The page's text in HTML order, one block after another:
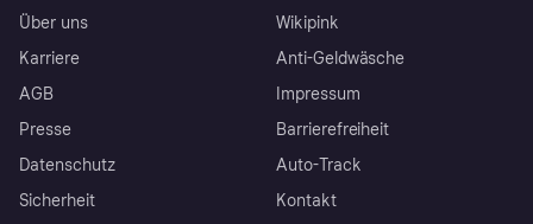
Über uns
Karriere
AGB
Presse
Datenschutz
Sicherheit
Wikipink
Anti-Geldwäsche
Impressum
Barrierefreiheit
Auto-Track
Kontakt